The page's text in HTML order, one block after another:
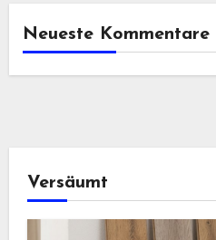
Neueste Kommentare
Versäumt